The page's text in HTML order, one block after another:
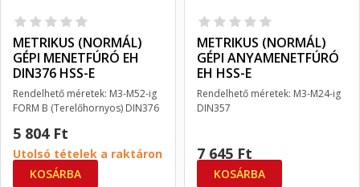
METRIKUS (NORMÁL)
GÉPI MENETFÚRÓ EH
DIN376 HSS-E
Rendelhető méretek: M3-M52-ig
FORM B (Terelőhornyos) DIN376
5 804 Ft
Utolsó tételek a raktáron
KOSÁRBA
METRIKUS (NORMÁL)
GÉPI ANYAMENETFÚRÓ
EH HSS-E
Rendelhető méretek: M3-M24-ig
DIN357
7 645 Ft
KOSÁRBA